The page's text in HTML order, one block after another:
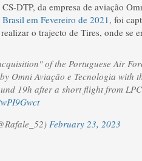
DTP, da empresa de aviação
em Fevereiro de 2021, foi
o trajecto de Tires, onde se
of the Portuguese Air
Omni Aviação e Tecnologia with
19h after a short flight from
February 23, 2023